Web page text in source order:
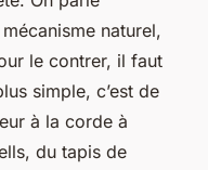
naturel,
le contrer, il faut
simple, c’est de
à la corde à
du tapis de